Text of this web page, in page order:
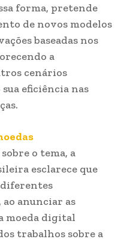
forma, pretende
de novos modelos
baseadas nos
a
cenários
eficiência nas
o tema, a
esclarece que
ao anunciar as
moeda digital
trabalhos sobre a